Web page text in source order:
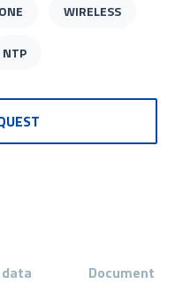
WIRELESS
NTP
Document